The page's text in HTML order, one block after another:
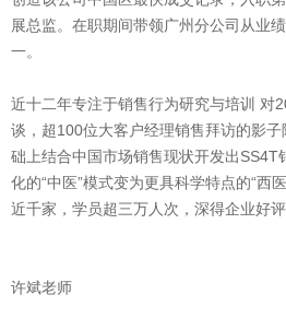
展总监。在职期间带领广州分公司从业
一。
近十二年专注于销售行为研究与培训 对
谈，超100位大客户经理销售拜访的影
础上结合中国市场销售现状开发出SS4T
化的“中医”模式变为更具科学特点的“西
近千家，学员超三万人次，深得企业好评
许斌老师